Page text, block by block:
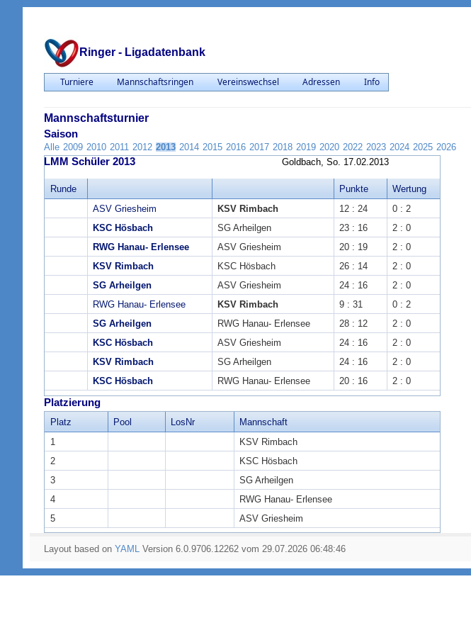
Ringer - Ligadatenbank
Turniere Mannschaftsringen Vereinswechsel Adressen Info
Mannschaftsturnier
Saison
Alle 2009 2010 2011 2012 2013 2014 2015 2016 2017 2018 2019 2020 2022 2023 2024 2025 2026
LMM Schüler 2013 Goldbach, So. 17.02.2013
Runde Punkte
Wertung
ASV Griesheim
KSV Rimbach 12 : 24
0 : 2
KSC Hösbach
SG Arheilgen 23 : 16
2 : 0
RWG Hanau- Erlensee
ASV Griesheim 20 : 19
2 : 0
KSV Rimbach
KSC Hösbach 26 : 14
2 : 0
SG Arheilgen
ASV Griesheim 24 : 16
2 : 0
RWG Hanau- Erlensee
KSV Rimbach 9 : 31
0 : 2
SG Arheilgen
RWG Hanau- Erlensee 28 : 12
2 : 0
KSC Hösbach
ASV Griesheim 24 : 16
2 : 0
KSV Rimbach
SG Arheilgen 24 : 16
2 : 0
KSC Hösbach
RWG Hanau- Erlensee 20 : 16 2 : 0
Platzierung
Platz Pool LosNr
Mannschaft
1
KSV Rimbach
2
KSC Hösbach
3
SG Arheilgen
4
RWG Hanau- Erlensee
5
ASV Griesheim
Layout based on YAML Version 6.0.9706.12262 vom 29.07.2026 06:48:46